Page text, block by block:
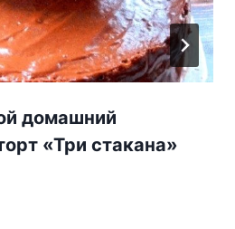
домашний
«Три стакана»